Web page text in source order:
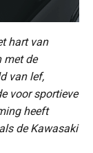
hart van
met de
van lef,
voor sportieve
heeft
de Kawasaki